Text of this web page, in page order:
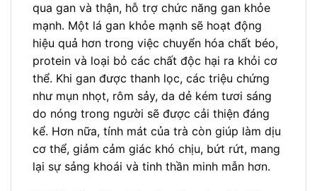
qua gan và thận, hỗ trợ chức năng gan khỏe
mạnh. Một lá gan khỏe mạnh sẽ hoạt động
hiệu quả hơn trong việc chuyển hóa chất béo,
protein và loại bỏ các chất độc hại ra khỏi cơ
thể. Khi gan được thanh lọc, các triệu chứng
như mụn nhọt, rôm sảy, da dẻ kém tươi sáng
do nóng trong người sẽ được cải thiện đáng
kể. Hơn nữa, tính mát của trà còn giúp làm dịu
cơ thể, giảm cảm giác khó chịu, bứt rứt, mang
lại sự sảng khoái và tinh thần minh mẫn hơn.